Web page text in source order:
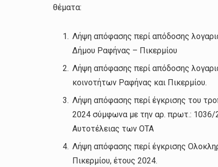
θέματα:
Λήψη απόφασης περί απόδοσης
Δήμου Ραφήνας – Πικερμίου
Λήψη απόφασης περί απόδοσης
κοινοτήτων Ραφήνας και Πικερμίου.
Λήψη απόφασης περί έγκρισης του
2024 σύμφωνα με την αρ. πρωτ.: 1036/
Αυτοτέλειας των ΟΤΑ
Λήψη απόφασης περί έγκρισης
Πικερμίου, έτους 2024.